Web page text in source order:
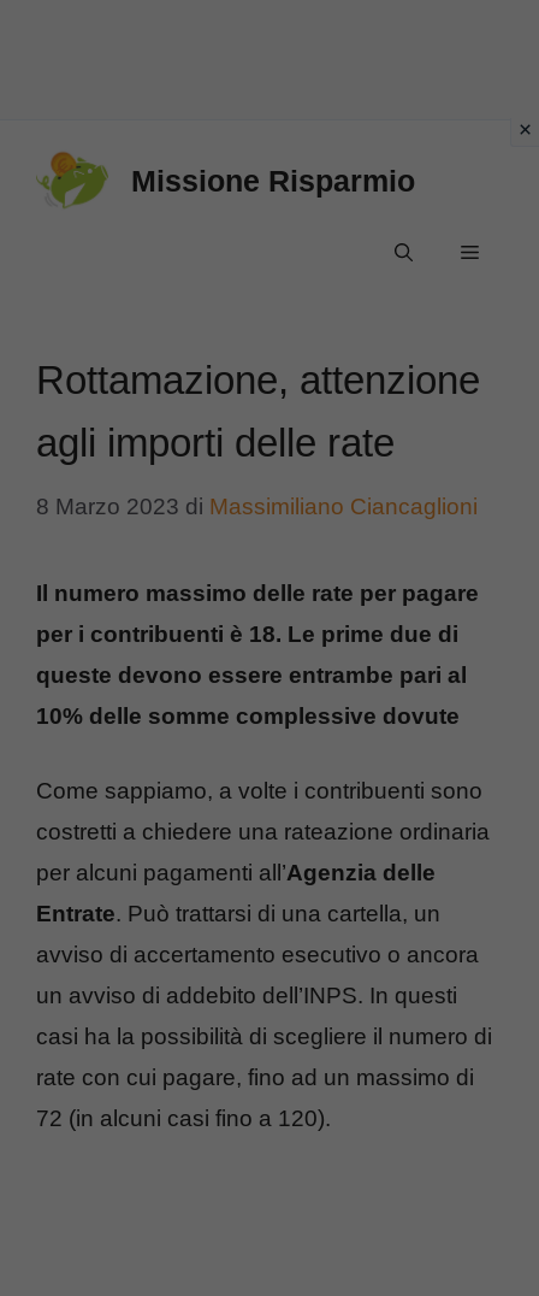
Missione Risparmio
Menu
Rottamazione, attenzione
agli importi delle rate
8 Marzo 2023 di Massimiliano Ciancaglioni
Il numero massimo delle rate per pagare
per i contribuenti è 18. Le prime due di
queste devono essere entrambe pari al
10% delle somme complessive dovute
Come sappiamo, a volte i contribuenti sono
costretti a chiedere una rateazione ordinaria
per alcuni pagamenti all’Agenzia delle
Entrate. Può trattarsi di una cartella, un
avviso di accertamento esecutivo o ancora
un avviso di addebito dell’INPS. In questi
casi ha la possibilità di scegliere il numero di
rate con cui pagare, fino ad un massimo di
72 (in alcuni casi fino a 120).